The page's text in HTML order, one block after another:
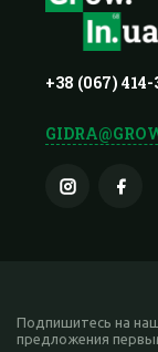
+38 (067) 414-
Подпишитесь на
предложения